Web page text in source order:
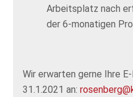
Arbeitsplatz nach
der 6-monatigen
Wir erwarten gerne Ihre
31.1.2021 an: